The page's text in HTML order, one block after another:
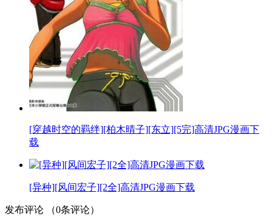
[穿越时空的羁绊][柏木晴子][东立][5完]高清JPG漫画下
载
[异种][风间宏子][2全]高清JPG漫画下载
发布评论 （0条评论）